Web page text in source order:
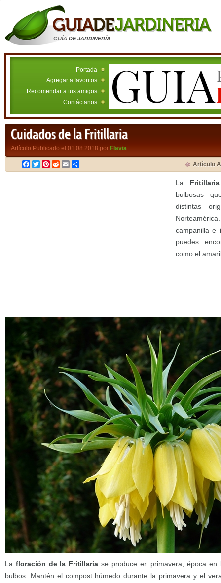
GUÍA DE JARDINERÍA
Portada
Agregar a favoritos
Recomendar a tus amigos
Contáctanos
Cuidados de la Fritillaria
Artículo Publicado el 01.08.2018 por Flavia
Facebook
TwitterPinterest
RedditEmail Artículo
La Fritillaria
bulbosas
distintas
campanilla e
puedes
como el
La floración de la Fritillariase produce en primavera, época
bulbos. Mantén el compost húmedo durante la primavera y el